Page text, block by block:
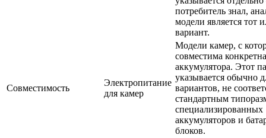
потребитель знал,
модели является тот
вариант.
Совместимость
Электропитание
для камер
Модели камер, с
совместима
аккумулятора. Этот
указывается обычно
вариантов, не
стандартным
специализированных
аккумуляторов и
блоков.